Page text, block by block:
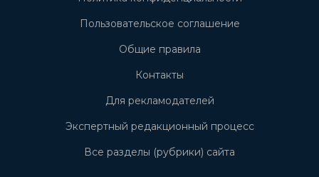
Пользовательское соглашение
Общие правила
Контакты
Для рекламодателей
Экспертный редакционный процесс
Все разделы (рубрики) сайта